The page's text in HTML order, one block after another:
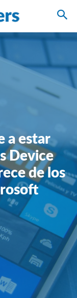
a estar
Device
de los